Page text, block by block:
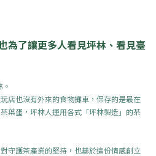
為了讓更多人看見坪林、看見臺
店也沒有外來的食物攤車，保存的是最在
葉蛋，坪林人運用各式「坪林製造」的茶
守護茶產業的堅持，也基於這份情感創立